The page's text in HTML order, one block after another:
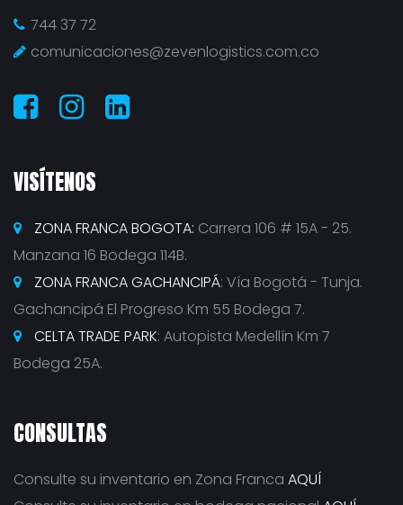
744 37 72
comunicaciones@zevenlogistics.com.co
VISÍTENOS
ZONA FRANCA BOGOTA: Carrera 106 # 15A - 25.
Manzana 16 Bodega 114B.
ZONA FRANCA GACHANCIPÁ: Vía Bogotá - Tunja.
Gachancipá El Progreso Km 55 Bodega 7.
CELTA TRADE PARK: Autopista Medellín Km 7
Bodega 25A.
CONSULTAS
Consulte su inventario en Zona Franca AQUÍ